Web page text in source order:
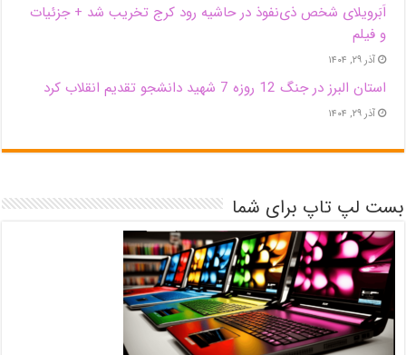
اَبَر‌ویلای شخص ذی‌نفوذ در حاشیه‌ رود کرج تخریب شد + جزئیات
و فیلم
آذر ۲۹, ۱۴۰۴
استان البرز در جنگ 12 روزه 7 شهید دانشجو تقدیم انقلاب کرد
آذر ۲۹, ۱۴۰۴
بست لپ تاپ برای شما